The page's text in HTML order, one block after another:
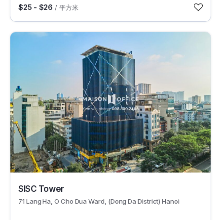
$25 - $26 / 平方米
SISC Tower
71 Lang Ha, O Cho Dua Ward, (Dong Da District) Hanoi